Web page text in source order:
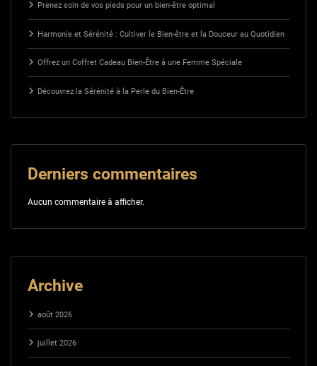
Prenez soin de vos pieds pour un bien-être optimal
Harmonie et Sérénité : Cultiver le Bien-être et la Douceur au Quotidien
Offrez un Coffret Cadeau Bien-Être à une Femme Spéciale
Découvrez la Sérénité à la Perle du Bien-Être
Derniers commentaires
Aucun commentaire à afficher.
Archive
août 2026
juillet 2026